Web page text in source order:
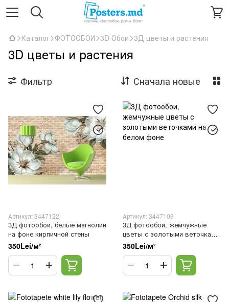
Каталог ФОТООБОИ 3D Обои 3Д цветы и растения
3D цветы и растения
Фильтр Сначала новые
Артикул: 3447122
3Д фотообои, белые магнолии
на фоне кирпичной стены
350Lei/м²
Артикул: 3447108
3Д фотообои, жемчужные
цветы с золотыми веточками
на белом фоне
350Lei/м²